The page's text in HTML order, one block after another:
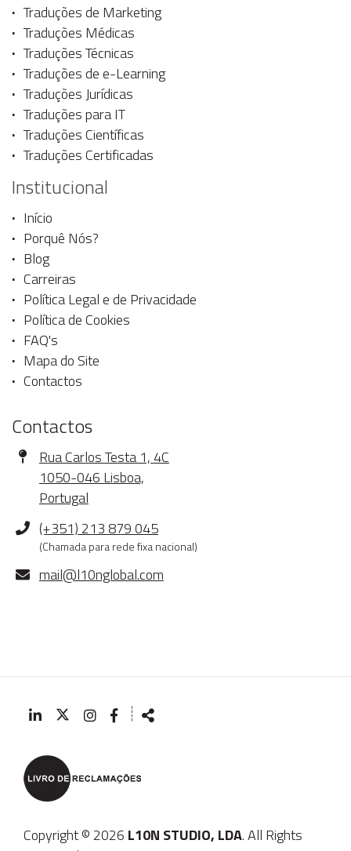
Traduções de Marketing
Traduções Médicas
Traduções Técnicas
Traduções de e-Learning
Traduções Jurídicas
Traduções para IT
Traduções Científicas
Traduções Certificadas
Institucional
Início
Porquê Nós?
Blog
Carreiras
Política Legal e de Privacidade
Política de Cookies
FAQ's
Mapa do Site
Contactos
Contactos
Morada
Rua Carlos Testa 1, 4C
1050-046 Lisboa,
Portugal
Telefone
(+351) 213 879 045
(Chamada para rede fixa nacional)
E-
mail@l10nglobal.com
Siga-
┊
Partilhar
Rede
Copyright © 2026 L10N STUDIO, LDA. All Rights